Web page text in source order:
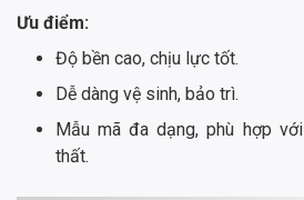
Ưu điểm:
Độ bền cao, chịu lực tốt.
Dễ dàng vệ sinh, bảo trì.
Mẫu mã đa dạng, phù hợp
thất.